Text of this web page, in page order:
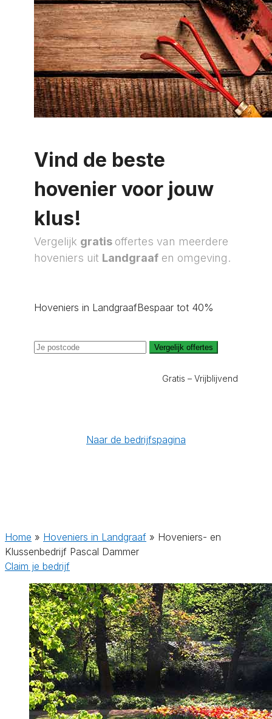
Vind de beste
hovenier voor jouw
klus!
Vergelijk gratis offertes van meerdere
hoveniers uit Landgraaf en omgeving.
Hoveniers in LandgraafBespaar tot 40%
Vergelijk offertes
Gratis – Vrijblijvend
Naar de bedrijfspagina
Home » Hoveniers in Landgraaf » Hoveniers- en
Klussenbedrijf Pascal Dammer
Claim je bedrijf